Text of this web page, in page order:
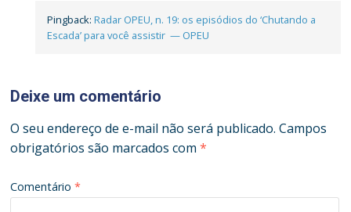
Pingback:Radar OPEU, n. 19: os episódios do ‘Chutando a
Escada’ para você assistir — OPEU
Deixe um comentário
O seu endereço de e-mail não será publicado. Campos
obrigatórios são marcados com*
Comentário*